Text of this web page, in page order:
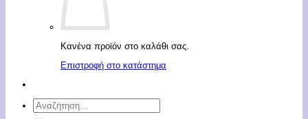
Κανένα προϊόν στο καλάθι σας.
Επιστροφή στο κατάστημα
Αναζήτηση
για: